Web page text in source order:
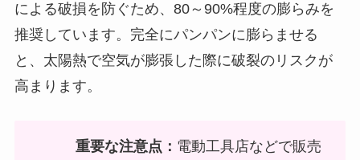
による破損を防ぐため、80～90%程度の膨らみを
推奨しています。完全にパンパンに膨らませる
と、太陽熱で空気が膨張した際に破裂のリスクが
高まります。
重要な注意点： 電動工具店などで販売